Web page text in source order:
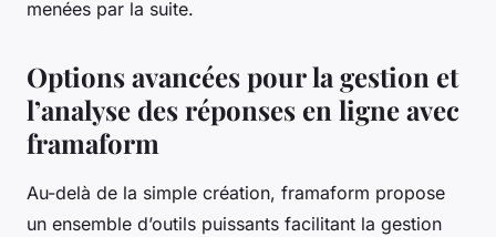
menées par la suite.
Options avancées pour la gestion et
l’analyse des réponses en ligne avec
framaform
Au-delà de la simple création, framaform propose
un ensemble d’outils puissants facilitant la gestion